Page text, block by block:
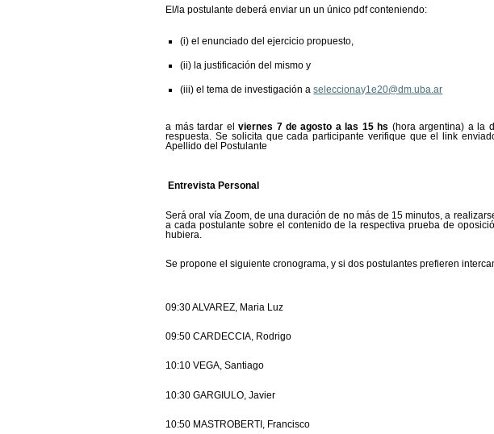
El/la postulante deberá enviar un un único pdf conteniendo:
(i) el enunciado del ejercicio propuesto,
(ii) la justificación del mismo y
(iii) el tema de investigación aseleccionay1e20@dm.uba.ar
a más tardar elviernes 7 de agosto a las 15 hs (hora argentina) a la
respuesta. Se solicita que cada participante verifique que el link
Apellido del Postulante
Entrevista Personal
Será oral vía Zoom, de una duración de no más de 15 minutos, a
a cada postulante sobre el contenido de la respectiva prueba de
hubiera.
Se propone el siguiente cronograma, y si dos postulantes prefieren
09:30 ALVAREZ, Maria Luz
09:50 CARDECCIA, Rodrigo
10:10 VEGA, Santiago
10:30 GARGIULO, Javier
10:50 MASTROBERTI, Francisco